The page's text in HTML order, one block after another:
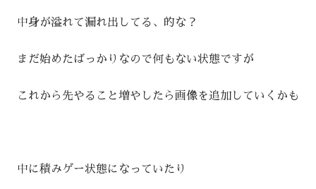
中身が溢れて漏れ出してる、的な？
まだ始めたばっかりなので何もない状態ですが
これから先やること増やしたら画像を追加していくかも
中に積みゲー状態になっていたり